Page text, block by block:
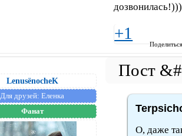
дозвонилась!)))
+1
LenusёnocheK
Для друзей: Еленка
Фанат
О, даже